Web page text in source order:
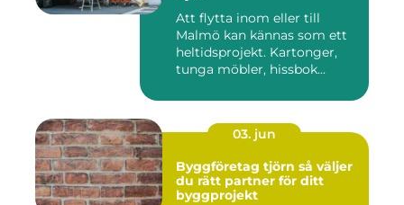
Att flytta inom eller till
Malmö kan kännas som ett
heltidsprojekt. Kartonger,
tunga möbler, hissbok...
03. jun
Byggföretag tjörn så väljer
du rätt partner för ditt
byggprojekt